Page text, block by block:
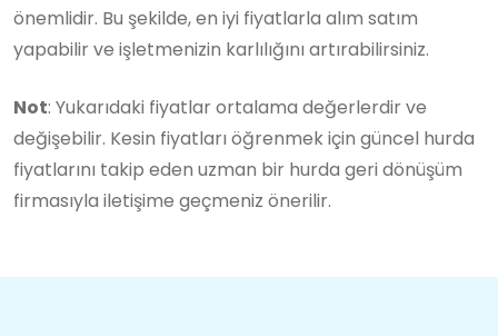
önemlidir. Bu şekilde, en iyi fiyatlarla alım satım
yapabilir ve işletmenizin karlılığını artırabilirsiniz.
Not: Yukarıdaki fiyatlar ortalama değerlerdir ve
değişebilir. Kesin fiyatları öğrenmek için güncel hurda
fiyatlarını takip eden uzman bir hurda geri dönüşüm
firmasıyla iletişime geçmeniz önerilir.